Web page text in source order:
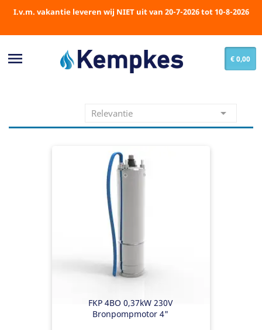
I.v.m. vakantie leveren wij NIET uit van 20-7-2026 tot 10-8-2026
 € 0,00
Relevantie 
FKP 4BO 0,37kW 230V
Bronpompmotor 4"